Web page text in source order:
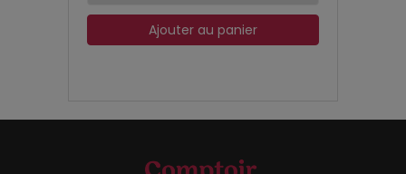
Ajouter au panier